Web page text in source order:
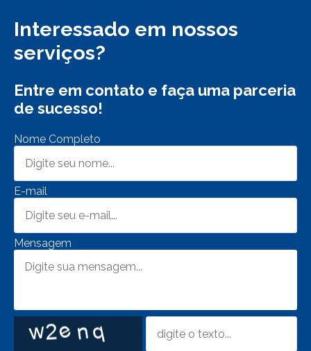
Interessado em nossos
serviços?
Entre em contato e faça uma parceria
de sucesso!
Nome Completo
E-mail
Mensagem